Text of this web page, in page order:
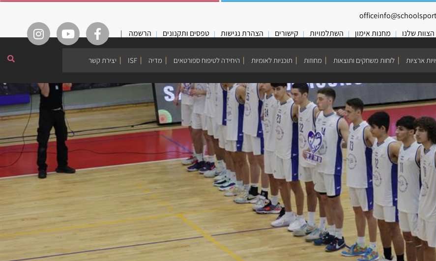
הצוות שלנו מחנות אימון השתלמויות קישורים הצהרת נגישות טפסים ותקנונים הרשמה |
ארציות לוחות משחקים ותוצאות מחוזות תוכניות לאומיות היחידה לטיפוח ספורטאים מדיה ISF יצירת קשר